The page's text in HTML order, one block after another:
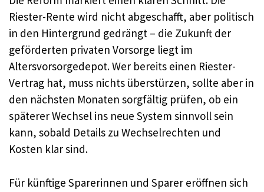
Riester-Rente wird nicht abgeschafft, aber politisch
in den Hintergrund gedrängt – die Zukunft der
geförderten privaten Vorsorge liegt im
Altersvorsorgedepot. Wer bereits einen Riester-
Vertrag hat, muss nichts überstürzen, sollte aber in
den nächsten Monaten sorgfältig prüfen, ob ein
späterer Wechsel ins neue System sinnvoll sein
kann, sobald Details zu Wechselrechten und
Kosten klar sind.
Für künftige Sparerinnen und Sparer eröffnen sich